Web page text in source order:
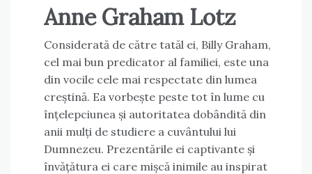
Anne Graham Lotz
Considerată de către tatăl ei, Billy Graham,
cel mai bun predicator al familiei, este una
din vocile cele mai respectate din lumea
creștină. Ea vorbește peste tot în lume cu
înțelepciunea și autoritatea dobândită din
anii mulți de studiere a cuvântului lui
Dumnezeu. Prezentările ei captivante și
învățătura ei care mișcă inimile au inspirat